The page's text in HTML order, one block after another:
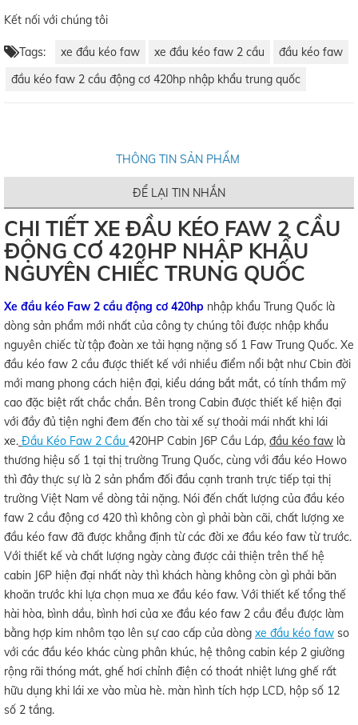
Kết nối với chúng tôi
Tags: xe đầu kéo faw xe đầu kéo faw 2 cầu
đầu kéo faw
đầu kéo faw 2 cầu động cơ 420hp nhập khẩu trung quốc
THÔNG TIN SẢN PHẨM
ĐỂ LẠI TIN NHẮN
CHI TIẾT XE ĐẦU KÉO FAW 2 CẦU
ĐỘNG CƠ 420HP NHẬP KHẨU
NGUYÊN CHIẾC TRUNG QUỐC
Xe đầu kéo Faw 2 cầu động cơ 420hp nhập khẩu Trung Quốc là
dòng sản phẩm mới nhất của công ty chúng tôi được nhập khẩu
nguyên chiếc từ tập đoàn xe tải hạng nặng số 1 Faw Trung Quốc. Xe
đầu kéo faw 2 cầu được thiết kế với nhiều điểm nổi bật như Cbin đời
mới mang phong cách hiện đại, kiểu dáng bắt mắt, có tính thẩm mỹ
cao đặc biệt rất chắc chắn. Bên trong Cabin được thiết kế hiện đại
với đầy đủ tiện nghi đem đến cho tài xế sự thoải mái nhất khi lái
xe. Đầu Kéo Faw 2 Cầu 420HP Cabin J6P Cầu Láp, đầu kéo faw là
thương hiệu số 1 tại thị trường Trung Quốc, cùng với đầu kéo Howo
thì đây thực sự là 2 sản phẩm đối đầu cạnh tranh trực tiếp tại thị
trường Việt Nam về dòng tải nặng. Nói đến chất lượng của đầu kéo
faw 2 cầu động cơ 420 thì không còn gì phải bàn cãi, chất lượng xe
đầu kéo faw đã được khẳng định từ các đời xe đầu kéo faw từ trước.
Với thiết kế và chất lượng ngày càng được cải thiện trên thế hệ
cabin J6P hiện đại nhất này thì khách hàng không còn gì phải băn
khoăn trước khi lựa chọn mua xe đầu kéo faw. Với thiết kế tổng thế
hài hòa, bình dầu, bình hơi của xe đầu kéo faw 2 cầu đều được làm
bằng hợp kim nhôm tạo lên sự cao cấp của dòng xe đầu kéo faw so
với các đầu kéo khác cùng phân khúc, hệ thông cabin kép 2 giường
rộng rãi thóng mát, ghế hơi chỉnh điện có thoát nhiệt lưng ghế rất
hữu dụng khi lái xe vào mùa hè. màn hình tích hợp LCD, hộp số 12
số 2 tầng.